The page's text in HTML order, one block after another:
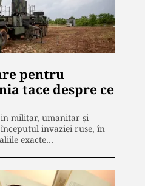
pentru
tace despre ce
militar, umanitar și
invaziei ruse, în
exacte…